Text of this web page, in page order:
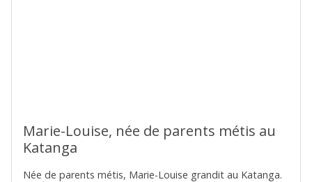
Marie-Louise, née de parents métis au
Katanga
Née de parents métis, Marie-Louise grandit au Katanga.